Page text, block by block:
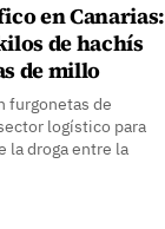
en Canarias:
de hachís
de millo
furgonetas de
logístico para
la droga entre la